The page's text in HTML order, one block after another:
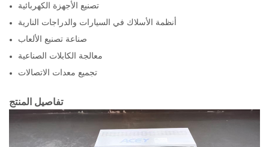
تصنيع الأجهزة الكهربائية
أنظمة الأسلاك في السيارات والدراجات النارية
صناعة تصنيع الألعاب
معالجة الكابلات الصناعية
تجميع معدات الاتصالات
تفاصيل المنتج